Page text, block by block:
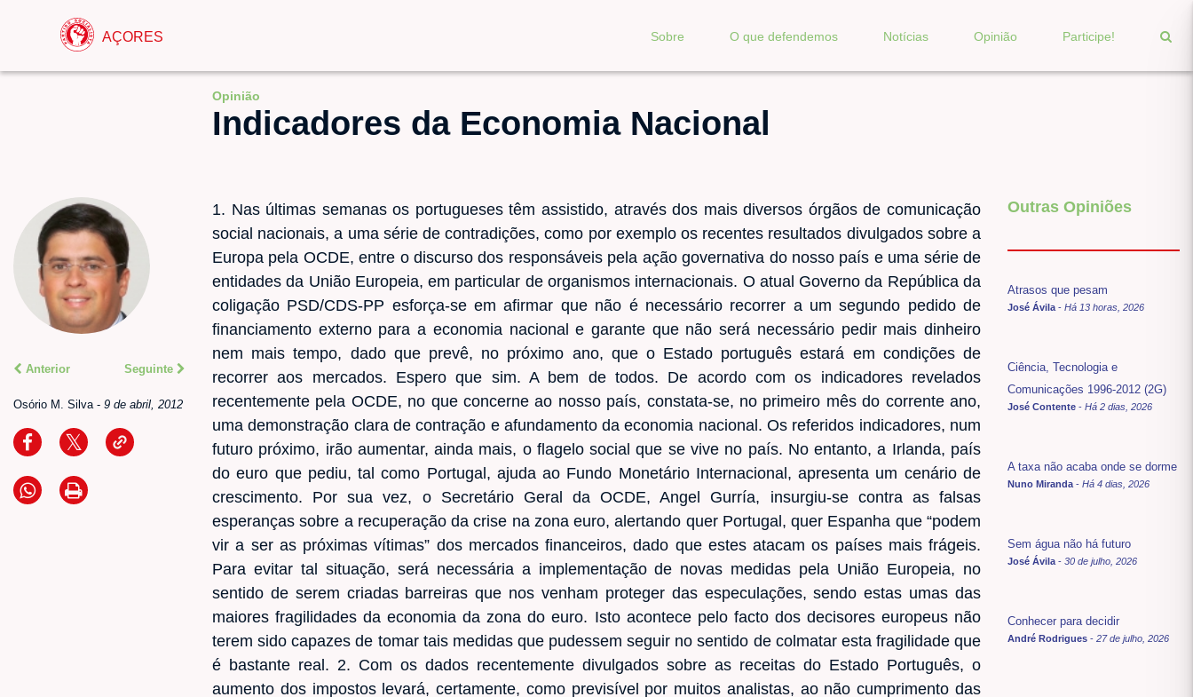
AÇORES Sobre O que defendemos Notícias Opinião Participe!
Opinião
Indicadores da Economia Nacional
Anterior Seguinte
Osório M. Silva- 9 de abril, 2012
1. Nas últimas semanas os portugueses têm assistido, através dos mais diversos órgãos de comunicação
social nacionais, a uma série de contradições, como por exemplo os recentes resultados divulgados sobre a
Europa pela OCDE, entre o discurso dos responsáveis pela ação governativa do nosso país e uma série de
entidades da União Europeia, em particular de organismos internacionais. O atual Governo da República da
coligação PSD/CDS-PP esforça-se em afirmar que não é necessário recorrer a um segundo pedido de
financiamento externo para a economia nacional e garante que não será necessário pedir mais dinheiro
nem mais tempo, dado que prevê, no próximo ano, que o Estado português estará em condições de
recorrer aos mercados. Espero que sim. A bem de todos. De acordo com os indicadores revelados
recentemente pela OCDE, no que concerne ao nosso país, constata-se, no primeiro mês do corrente ano,
uma demonstração clara de contração e afundamento da economia nacional. Os referidos indicadores, num
futuro próximo, irão aumentar, ainda mais, o flagelo social que se vive no país. No entanto, a Irlanda, país
do euro que pediu, tal como Portugal, ajuda ao Fundo Monetário Internacional, apresenta um cenário de
crescimento. Por sua vez, o Secretário Geral da OCDE, Angel Gurría, insurgiu-se contra as falsas
esperanças sobre a recuperação da crise na zona euro, alertando quer Portugal, quer Espanha que “podem
vir a ser as próximas vítimas” dos mercados financeiros, dado que estes atacam os países mais frágeis.
Para evitar tal situação, será necessária a implementação de novas medidas pela União Europeia, no
sentido de serem criadas barreiras que nos venham proteger das especulações, sendo estas umas das
maiores fragilidades da economia da zona do euro. Isto acontece pelo facto dos decisores europeus não
terem sido capazes de tomar tais medidas que pudessem seguir no sentido de colmatar esta fragilidade que
é bastante real. 2. Com os dados recentemente divulgados sobre as receitas do Estado Português, o
aumento dos impostos levará, certamente, como previsível por muitos analistas, ao não cumprimento das
Outras Opiniões
Atrasos que pesam
José Ávila - Há 13 horas, 2026
Ciência, Tecnologia e
Comunicações 1996-2012 (2G)
José Contente - Há 2 dias, 2026
A taxa não acaba onde se dorme
Nuno Miranda - Há 4 dias, 2026
Sem água não há futuro
José Ávila - 30 de julho, 2026
Conhecer para decidir
André Rodrigues - 27 de julho, 2026